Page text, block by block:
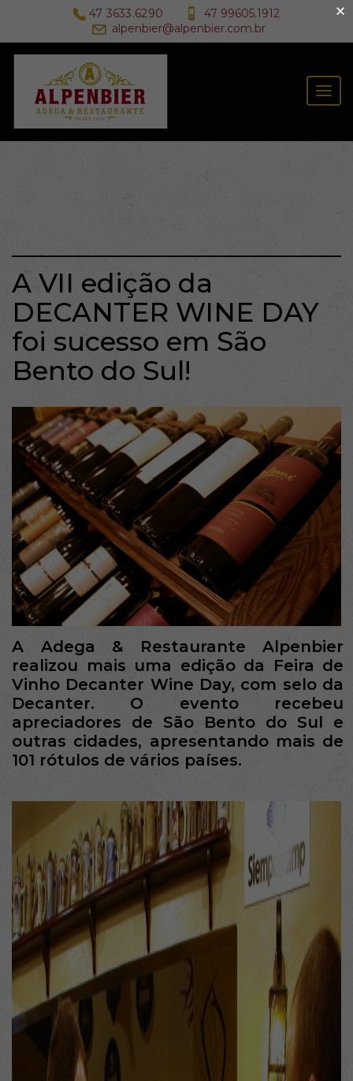
47 3633.6290
47 99605.1912
alpenbier@alpenbier.com.br
A VII edição da
DECANTER WINE DAY
foi sucesso em São
Bento do Sul!
A Adega & Restaurante Alpenbier
realizou mais uma edição da Feira de
Vinho Decanter Wine Day, com selo da
Decanter. O evento recebeu
apreciadores de São Bento do Sul e
outras cidades, apresentando mais de
101 rótulos de vários países.
×